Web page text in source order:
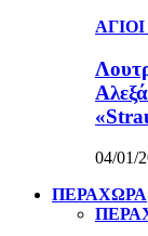
04/01/
ΠΕΡΑΧΩΡΑ